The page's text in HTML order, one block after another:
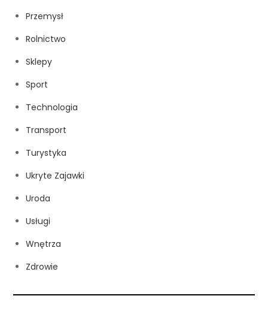
Przemysł
Rolnictwo
Sklepy
Sport
Technologia
Transport
Turystyka
Ukryte Zajawki
Uroda
Usługi
Wnętrza
Zdrowie